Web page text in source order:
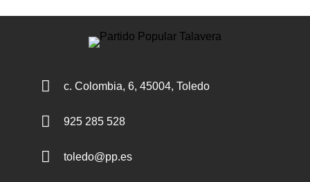
 c. Colombia, 6, 45004, Toledo
 925 285 528
 toledo@pp.es